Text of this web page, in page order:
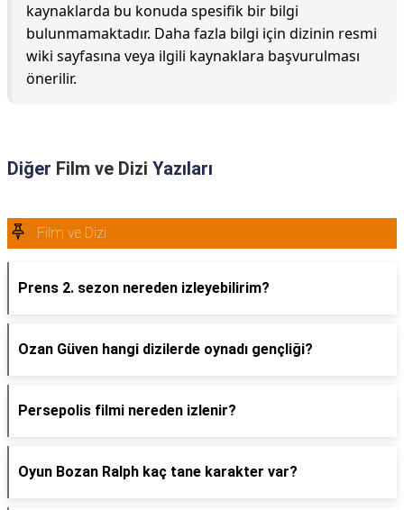
kaynaklarda bu konuda spesifik bir bilgi
bulunmamaktadır. Daha fazla bilgi için dizinin resmi
wiki sayfasına veya ilgili kaynaklara başvurulması
önerilir.
Diğer Film ve Dizi Yazıları
Film ve Dizi
Prens 2. sezon nereden izleyebilirim?
Ozan Güven hangi dizilerde oynadı gençliği?
Persepolis filmi nereden izlenir?
Oyun Bozan Ralph kaç tane karakter var?